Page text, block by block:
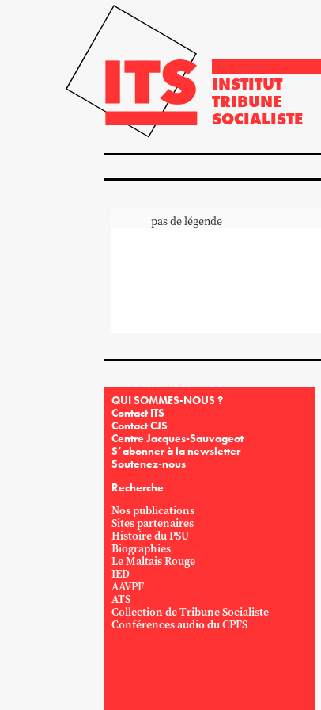
INSTITUT
TRIBUNE
SOCIALISTE
pas de légende
QUI SOMMES-NOUS ?
Contact ITS
Contact CJS
Centre Jacques-Sauvageot
S’abonner à la newsletter
Soutenez-nous
Recherche
Nos publications
Sites partenaires
Histoire du PSU
Biographies
Le Maltais Rouge
IED
AAVPF
ATS
Collection de Tribune Socialiste
Conférences audio du CPFS